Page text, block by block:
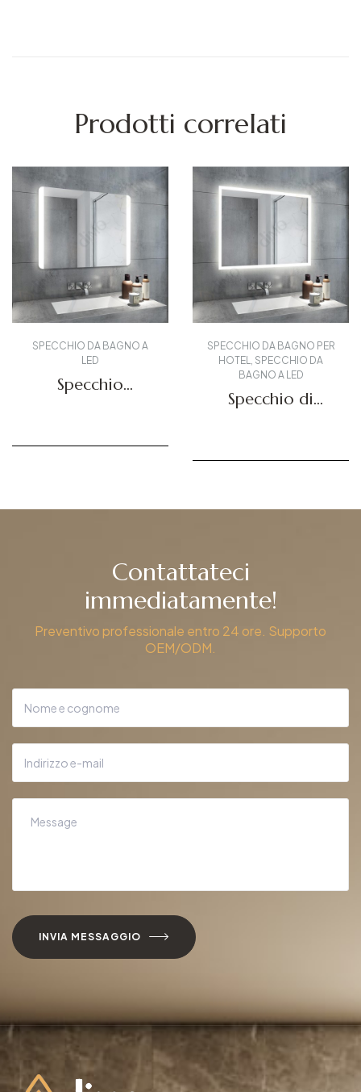
Prodotti correlati
SPECCHIO DA BAGNO A
LED
Specchio
SPECCHIO DA BAGNO PER
HOTEL, SPECCHIO DA
BAGNO A LED
Specchio di
DBS-15
Contattateci
immediatamente!
Preventivo professionale entro 24 ore. Supporto
OEM/ODM.
INVIA MESSAGGIO